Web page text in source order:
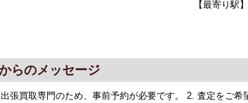
【最寄り駅
らのメッセージ
張買取専門のため、事前予約が必要です。 2. 査定をご